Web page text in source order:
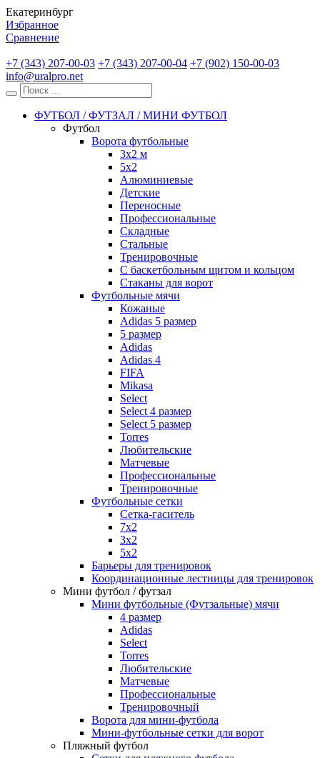
Екатеринбург
Избранное
Сравнение
+7 (343) 207-00-03 +7 (343) 207-00-04 +7 (902) 150-00-03
info@uralpro.net
ФУТБОЛ / ФУТЗАЛ / МИНИ ФУТБОЛ
Футбол
Ворота футбольные
3х2 м
5х2
Алюминиевые
Детские
Переносные
Профессиональные
Складные
Стальные
Тренировочные
С баскетбольным щитом и кольцом
Стаканы для ворот
Футбольные мячи
Кожаные
Adidas 5 размер
5 размер
Adidas
Adidas 4
FIFA
Mikasa
Select
Select 4 размер
Select 5 размер
Torres
Любительские
Матчевые
Профессиональные
Тренировочные
Футбольные сетки
Сетка-гаситель
7x2
3х2
5х2
Барьеры для тренировок
Координационные лестницы для тренировок
Мини футбол / футзал
Мини футбольные (Футзальные) мячи
4 размер
Adidas
Select
Torres
Любительские
Матчевые
Профессиональные
Тренировочный
Ворота для мини-футбола
Мини-футбольные сетки для ворот
Пляжный футбол